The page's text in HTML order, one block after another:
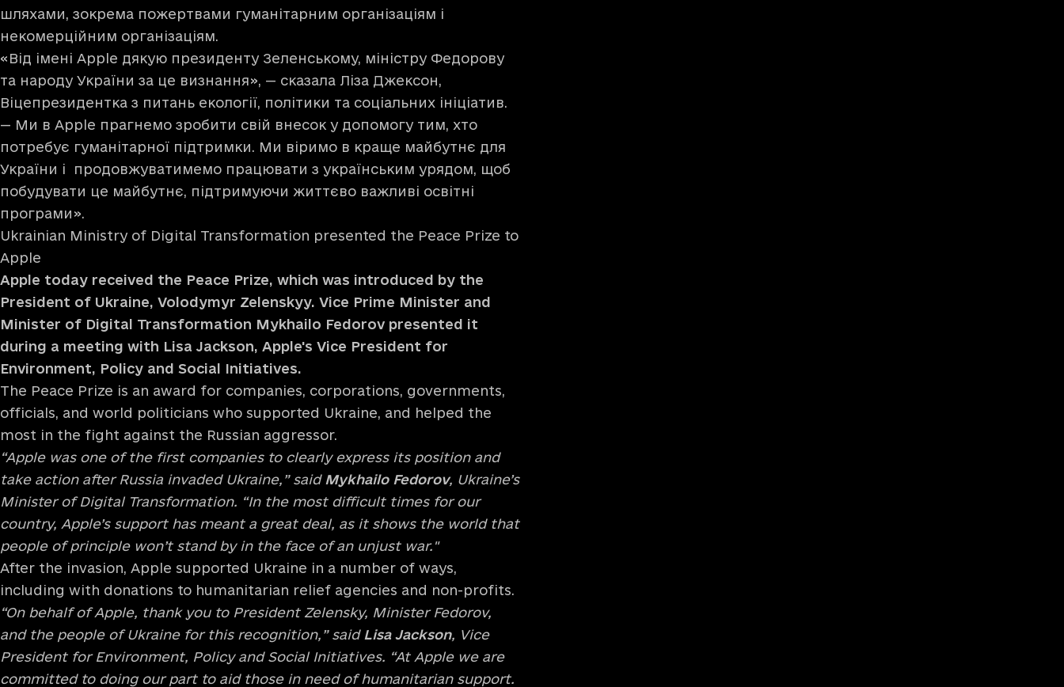
шляхами, зокрема пожертвами гуманітарним організаціям і
некомерційним організаціям.
«Від імені Apple дякую президенту Зеленському, міністру Федорову
та народу України за це визнання», — сказала Ліза Джексон,
Віцепрезидентка з питань екології, політики та соціальних ініціатив.
— Ми в Apple прагнемо зробити свій внесок у допомогу тим, хто
потребує гуманітарної підтримки. Ми віримо в краще майбутнє для
України і продовжуватимемо працювати з українським урядом, щоб
побудувати це майбутнє, підтримуючи життєво важливі освітні
програми».
Ukrainian Ministry of Digital Transformation presented the Peace Prize to
Apple
Apple today received the Peace Prize, which was introduced by the
President of Ukraine, Volodymyr Zelenskyy. Vice Prime Minister and
Minister of Digital Transformation Mykhailo Fedorov presented it
during a meeting with Lisa Jackson, Apple's Vice President for
Environment, Policy and Social Initiatives.
The Peace Prize is an award for companies, corporations, governments,
officials, and world politicians who supported Ukraine, and helped the
most in the fight against the Russian aggressor.
“Apple was one of the first companies to clearly express its position and
take action after Russia invaded Ukraine,” said Mykhailo Fedorov, Ukraine’s
Minister of Digital Transformation. “In the most difficult times for our
country, Apple’s support has meant a great deal, as it shows the world that
people of principle won’t stand by in the face of an unjust war."
After the invasion, Apple supported Ukraine in a number of ways,
including with donations to humanitarian relief agencies and non-profits.
“On behalf of Apple, thank you to President Zelensky, Minister Fedorov,
and the people of Ukraine for this recognition,” said Lisa Jackson, Vice
President for Environment, Policy and Social Initiatives. “At Apple we are
committed to doing our part to aid those in need of humanitarian support.